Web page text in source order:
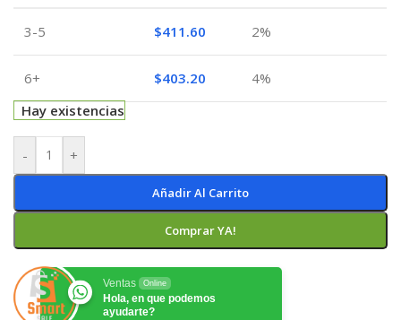
3-5 $411.60 2%
6+ $403.20
4%
Hay existencias
- +
Añadir Al Carrito
Comprar YA!
Ventas Online
Hola, en que podemos
ayudarte?